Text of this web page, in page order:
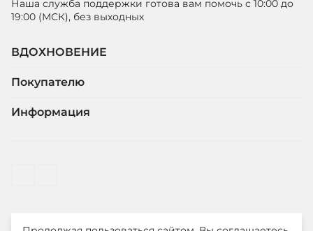
Наша служба поддержки готова вам помочь с 10:00 до
19:00 (МСК), без выходных
ВДОХНОВЕНИЕ
Покупателю
Информация